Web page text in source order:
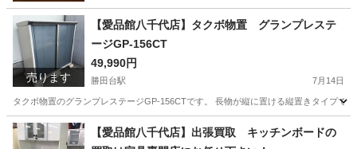
売ります
【愛品館八千代店】タクボ物置 グランプレステ
ージGP-156CT
49,990円
勝田台駅 7月14日
タクボ物置のグランプレステージGP-156CTです。 長物が縦に置ける縦置きタイプ
千葉 八千代市 勝田台駅 収納家具 商品
【愛品館八千代店】出張買取 キッチンボードの